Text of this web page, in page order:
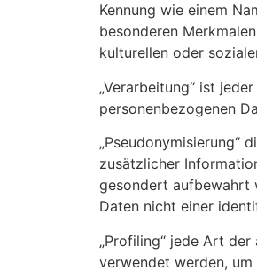
Kennung wie einem
besonderen
kulturellen oder
„Verarbeitung“ ist
personenbezogenen
„Pseudonymisierung“
zusätzlicher
gesondert aufbewahrt
Daten nicht einer
„Profiling“ jede Art
verwendet werden,